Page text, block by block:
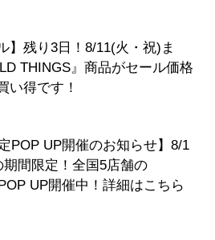
】残り3日！8/11(火・祝)ま
THINGS』商品がセール価格
い得です！
POP UP開催のお知らせ】8/1
間限定！全国5店舗の
UP開催中！詳細はこちら